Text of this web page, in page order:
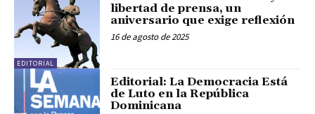
EDITORIAL
libertad de prensa, un
aniversario que exige reflexión
16 de agosto de 2025
Editorial: La Democracia Está
de Luto en la República
Dominicana